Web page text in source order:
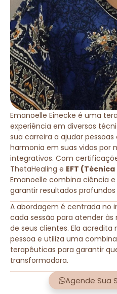
Emanoelle Einecke é uma
experiência em diversas
sua carreira a ajudar
harmonia em suas vidas por
integrativos. Com
ThetaHealing e EFT
Emanoelle combina ciência
garantir resultados profundos
A abordagem é centrada no
cada sessão para atender
de seus clientes. Ela
pessoa e utiliza uma
terapêuticas para garantir
transformadora.
Agende Sua